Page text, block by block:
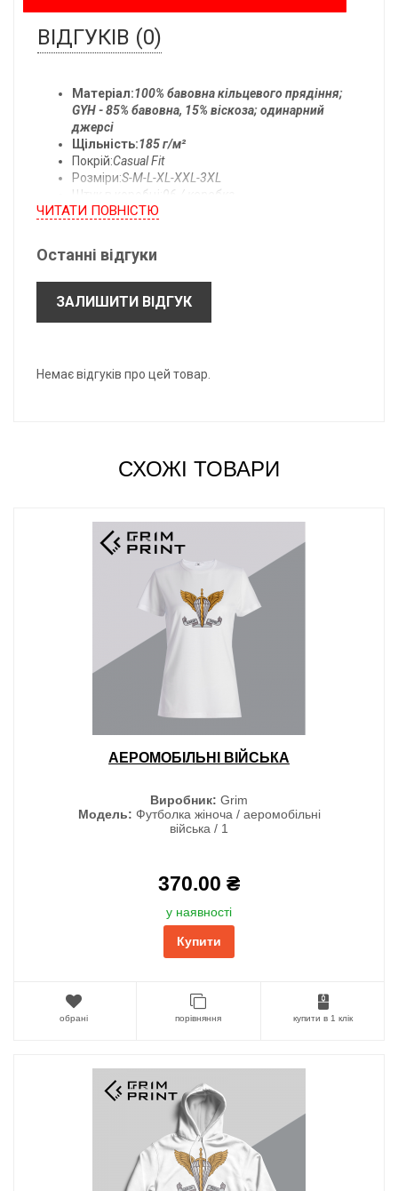
ВІДГУКІВ (0)
Матеріал:100% бавовна кільцевого прядіння;
GYH - 85% бавовна, 15% віскоза; одинарний
джерсі
Щільність:185 г/м²
Покрій:Casual Fit
Розміри:S-M-L-XL-XXL-3XL
Штук в коробці: 96 / коробка
Температура прання:
Всі розміри одягу:
ЧИТАТИ ПОВНIСТЮ
Останні відгуки
ЗАЛИШИТИ ВІДГУК
Немає відгуків про цей товар.
СХОЖІ ТОВАРИ
АЕРОМОБІЛЬНІ ВІЙСЬКА
Виробник: Grim
Модель: Футболка жіноча / аеромобільні
війська / 1
370.00 ₴
у наявності
Купити
обрані порівняння купити в 1 клік